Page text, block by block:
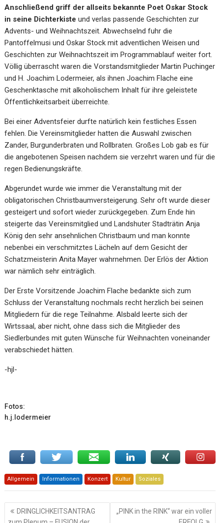
Anschließend griff der allseits bekannte Poet Oskar Stock
in seine Dichterkiste und verlas passende Geschichten zur
Advents- und Weihnachtszeit. Abwechselnd fuhr die
Pantoffelmusi und Oskar Stock mit adventlichen Weisen und
Geschichten zur Weihnachtszeit im Programmablauf weiter fort.
Völlig überrascht waren die Vorstandsmitglieder Martin Puchinger
und H. Joachim Lodermeier, als ihnen Joachim Flache eine
Geschenktasche mit alkoholischem Inhalt für ihre geleistete
Öffentlichkeitsarbeit überreichte.
Bei einer Adventsfeier durfte natürlich kein festliches Essen
fehlen. Die Vereinsmitglieder hatten die Auswahl zwischen
Zander, Burgunderbraten und Rollbraten. Großes Lob gab es für
die angebotenen Speisen nachdem sie verzehrt waren und für die
regen Bedienungskräfte.
Abgerundet wurde wie immer die Veranstaltung mit der
obligatorischen Christbaumversteigerung. Sehr oft wurde dieser
gesteigert und sofort wieder zurückgegeben. Zum Ende hin
steigerte das Vereinsmitglied und Landshuter Stadträtin Anja
König den sehr ansehnlichen Christbaum und man konnte
nebenbei ein verschmitztes Lächeln auf dem Gesicht der
Schatzmeisterin Anita Mayer wahrnehmen. Der Erlös der Aktion
war nämlich sehr einträglich.
Der Erste Vorsitzende Joachim Flache bedankte sich zum
Schluss der Veranstaltung nochmals recht herzlich bei seinen
Mitgliedern für die rege Teilnahme. Alsbald leerte sich der
Wirtssaal, aber nicht, ohne dass sich die Mitglieder des
Siedlerbundes mit guten Wünsche für Weihnachten voneinander
verabschiedet hätten.
-hjl-
Fotos:
h.j.lodermeier
Allgemein Informationen Konzert Kultur Soziales
Beitragsnavigation
DRINGLICHKEITSANTRAG
„PINK in the RINK“ war ein voller